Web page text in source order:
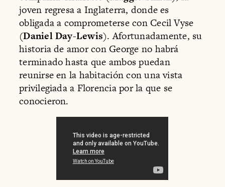
joven regresa a Inglaterra, donde es
obligada a comprometerse con Cecil Vyse
(Daniel Day-Lewis). Afortunadamente, su
historia de amor con George no habrá
terminado hasta que ambos puedan
reunirse en la habitación con una vista
privilegiada a Florencia por la que se
conocieron.